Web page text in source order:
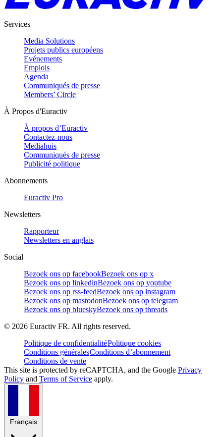
Services
Media Solutions
Projets publics européens
Evénements
Emplois
Agenda
Communiqués de presse
Members’ Circle
À Propos d'Euractiv
À propos d’Euractiv
Contactez-nous
Mediahuis
Communiqués de presse
Publicité politique
Abonnements
Euractiv Pro
Newsletters
Rapporteur
Newsletters en anglais
Social
Bezoek ons op facebookBezoek ons op x
Bezoek ons op linkedinBezoek ons op youtube
Bezoek ons op rss-feedBezoek ons op instagram
Bezoek ons op mastodonBezoek ons op telegram
Bezoek ons op blueskyBezoek ons op threads
© 2026 Euractiv FR. All rights reserved.
Politique de confidentialitéPolitique cookies
Conditions généralesConditions d’abonnement
Conditions de vente
This site is protected by reCAPTCHA, and the Google Privacy
Policy and Terms of Service apply.
Français